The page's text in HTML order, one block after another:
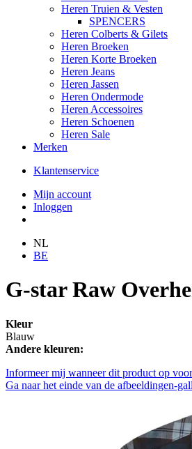
Heren Truien & Vesten
SPENCERS
Heren Colberts & Gilets
Heren Broeken
Heren Korte Broeken
Heren Jeans
Heren Jassen
Heren Ondermode
Heren Accessoires
Heren Schoenen
Heren Sale
Merken
Klantenservice
Mijn account
Inloggen
NL
BE
G-star Raw
Kleur
Blauw
Andere kleuren:
Informeer mij wanneer dit product op
Ga naar het einde van de afbeeldingen-